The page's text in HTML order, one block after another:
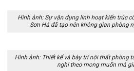
Hình ảnh: Sự vận dụng linh hoạt kiến trúc
Sơn Hà đã tạo nên không gian phòng
Hình ảnh: Thiết kế và bày trí nội thất phòng
nghi theo mong muốn mà